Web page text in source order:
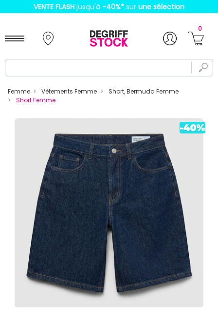
VENTE FLASH jusqu'à -40%* sur une sélection
0
Femme Vêtements Femme
Short, Bermuda Femme
Short Femme